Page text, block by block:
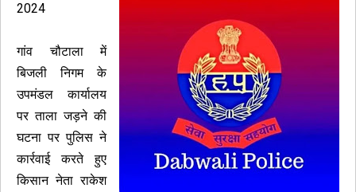
2024
गांव चौटाला में
बिजली निगम के
उपमंडल कार्यालय
पर ताला जड़ने की
घटना पर पुलिस ने
कार्रवाई करते हुए
किसान नेता राकेश